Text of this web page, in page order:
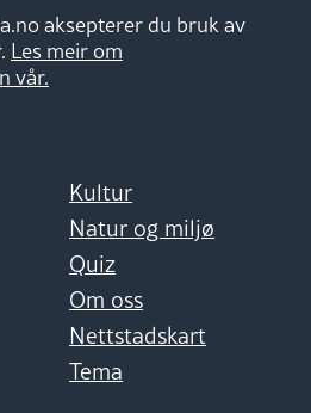
aksepterer du bruk av
Les meir om
vår.
Kultur
Natur og miljø
Quiz
Om oss
Nettstadskart
Tema